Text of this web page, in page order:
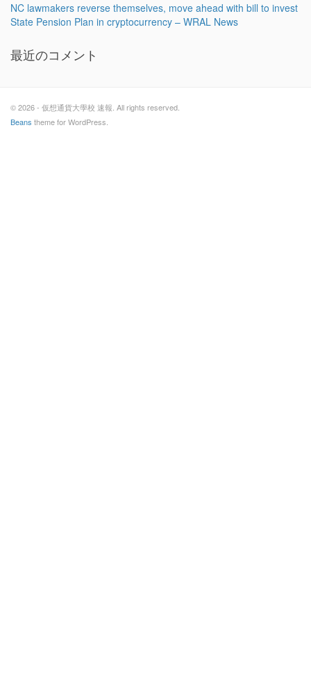
NC lawmakers reverse themselves, move ahead with bill to invest
State Pension Plan in cryptocurrency – WRAL News
最近のコメント
© 2026 - 仮想通貨大學校 速報. All rights reserved.
Beans theme for WordPress.